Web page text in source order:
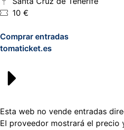
10 €
Comprar entradas
tomaticket.es
Esta web no vende entradas
El proveedor mostrará el precio